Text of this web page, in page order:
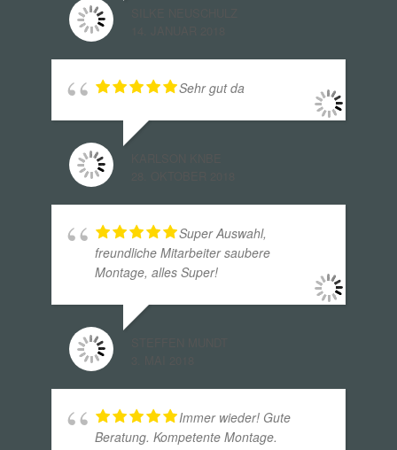
Sehr gut da
Super Auswahl,
freundliche Mitarbeiter saubere
Montage, alles Super!
Immer wieder! Gute
Beratung. Kompetente Montage.